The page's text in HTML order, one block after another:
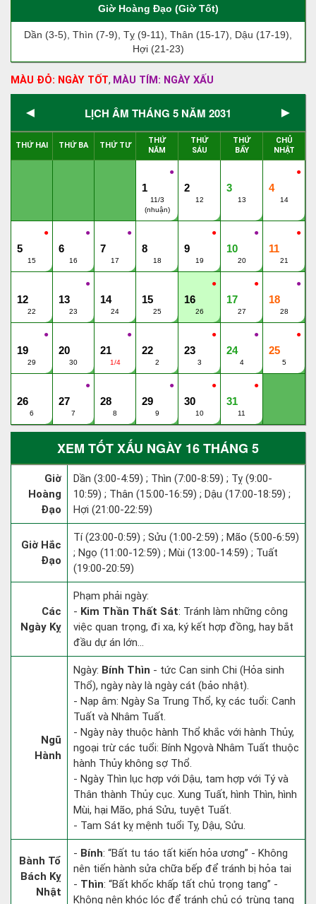
Giờ Hoàng Đạo (Giờ Tốt)
Dần (3-5), Thìn (7-9), Tỵ (9-11), Thân (15-17), Dậu (17-19),
Hợi (21-23)
MÀU ĐỎ: NGÀY TỐT, MÀU TÍM: NGÀY XẤU
◄ LỊCH ÂM THÁNG 5 NĂM 2031 ►
THỨ HAI THỨ BA THỨ TƯ
THỨ
NĂM
THỨ
SÁU
THỨ
BẨY
CHỦ
NHẬT
●
1
11/3
(nhuận)
2
12
3
13
●
4
14
●
5
15
●
6
16
●
7
17
8
18
●
9
19
●
10
20
●
11
21
12
22
●
13
23
14
24
15
25
●
16
26
●
17
27
●
18
28
●
19
29
20
30
●
21
1/4
22
2
●
23
3
●
24
4
●
25
5
26
6
●
27
7
28
8
●
29
9
●
30
10
●
31
11
XEM TỐT XẤU NGÀY 16 THÁNG 5
Giờ
Hoàng
Đạo
Dần (3:00-4:59) ; Thìn (7:00-8:59) ; Tỵ (9:00-
10:59) ; Thân (15:00-16:59) ; Dậu (17:00-18:59) ;
Hợi (21:00-22:59)
Giờ Hắc
Đạo
Tí (23:00-0:59) ; Sửu (1:00-2:59) ; Mão (5:00-6:59)
; Ngọ (11:00-12:59) ; Mùi (13:00-14:59) ; Tuất
(19:00-20:59)
Các
Ngày Kỵ
Phạm phải ngày:
- Kim Thần Thất Sát: Tránh làm những công
việc quan trọng, đi xa, ký kết hợp đồng, hay bắt
đầu dự án lớn...
Ngũ
Hành
Ngày: Bính Thìn - tức Can sinh Chi (Hỏa sinh
Thổ), ngày này là ngày cát (bảo nhật).
- Nạp âm: Ngày Sa Trung Thổ, kỵ các tuổi: Canh
Tuất và Nhâm Tuất.
- Ngày này thuộc hành Thổ khắc với hành Thủy,
ngoại trừ các tuổi: Bính Ngọvà Nhâm Tuất thuộc
hành Thủy không sợ Thổ.
- Ngày Thìn lục hợp với Dậu, tam hợp với Tý và
Thân thành Thủy cục. Xung Tuất, hình Thìn, hình
Mùi, hại Mão, phá Sửu, tuyệt Tuất.
- Tam Sát kỵ mệnh tuổi Tỵ, Dậu, Sửu.
Bành Tổ
Bách Kỵ
Nhật
- Bính: “Bất tu táo tất kiến hỏa ương” - Không
nên tiến hành sửa chữa bếp để tránh bị hỏa tai
- Thìn: “Bất khốc khấp tất chủ trọng tang” -
Không nên khóc lóc để tránh chủ có trùng tang